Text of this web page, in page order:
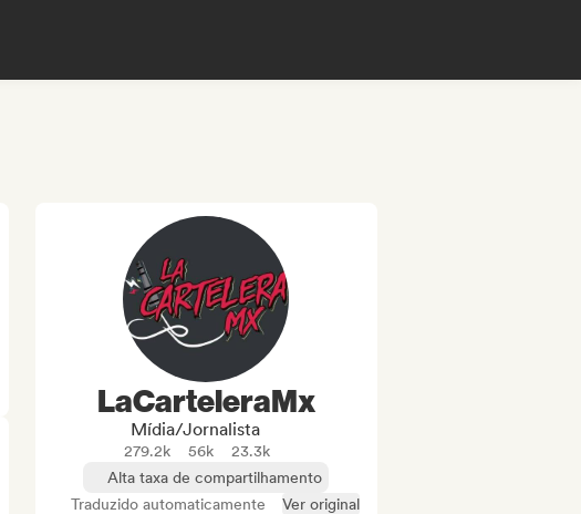
LaCarteleraMx
Mídia/Jornalista
279.2k 56k
23.3k
Alta taxa de compartilhamento
Traduzido automaticamente
Ver original